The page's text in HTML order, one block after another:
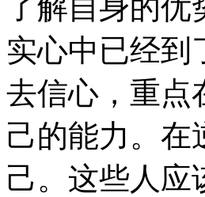
了解自身的优
实心中已经到
去信心，重点
己的能力。在
己。这些人应